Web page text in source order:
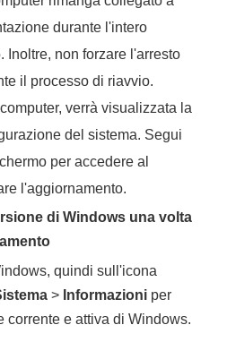
durante l'intero
Inoltre, non forzare l'arresto
il processo di riavvio.
verrà visualizzata la
del sistema. Segui
per accedere al
l'aggiornamento.
di Windows una volta
quindi sull'icona
> Informazioni per
corrente e attiva di Windows.